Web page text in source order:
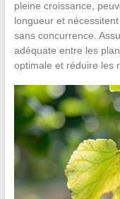
pleine croissance,
longueur et
sans concurrence.
adéquate entre les
optimale et réduire les